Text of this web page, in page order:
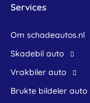
Services
Om schadeautos.nl
skadebil auto
Vrakbiler auto
Brukte bildeler auto